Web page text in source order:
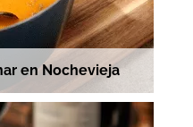
en Nochevieja